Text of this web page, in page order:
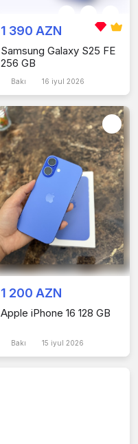
1 390 AZN
Samsung Galaxy S25 FE
256 GB
Bakı 16 iyul 2026
1 200 AZN
Apple iPhone 16 128 GB
Bakı 15 iyul 2026